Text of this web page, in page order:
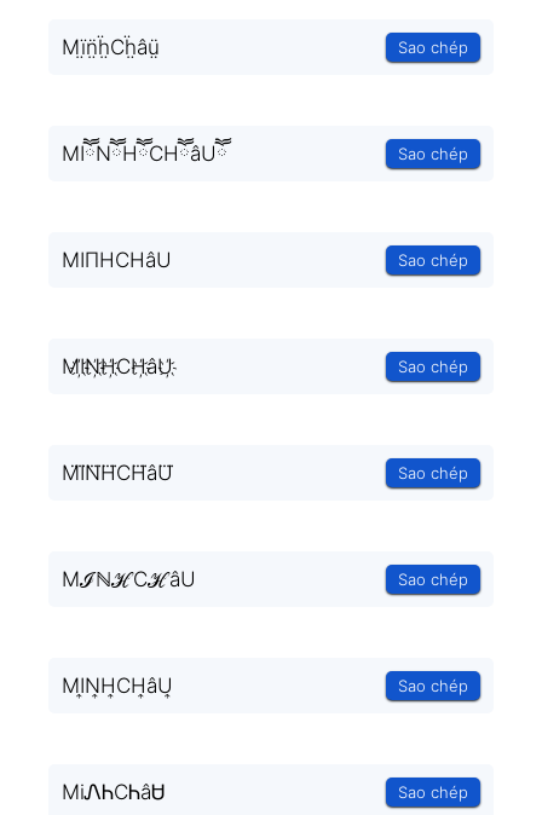
Mï̤n̤̈ḧ̤Cḧ̤âṳ̈ Sao chép
MIཽNཽHཽCHཽâUཽ Sao chép
MIΠHCHâU Sao chép
MI҉N҉H҉CH҉âU҉ Sao chép
MI⃜N⃜H⃜CH⃜âU⃜ Sao chép
MℐℕℋCℋâU Sao chép
MI͎N͎H͎CH͎âU͎ Sao chép
MiᏁᏂCᏂâᏌ Sao chép